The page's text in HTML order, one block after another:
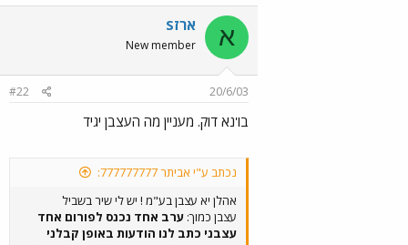
א ארזS
New member
20/6/03
#22
בו'נא דוק. מעניין מה העצבן יגיד
נכתב ע"י אביתר 777777777:
אהלן יא עצבן בע"מ ! יש לי שיר בשביל
עצבן כמוך: ערב אחד נכנס לפורום אחד
עצבני כתב לנו הודעות באופן קבלני